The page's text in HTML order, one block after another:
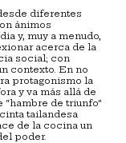
diferentes
ánimos
y, muy a menudo,
acerca de la
social; con
contexto. En no
protagonismo la
y va más allá de
de triunfo”
tailandesa
de la cocina un
poder.